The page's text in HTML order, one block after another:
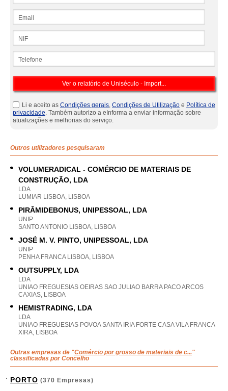
Li e aceito as Condições gerais, Condições de Utilização e Política de
privacidade. Também autorizo a eInforma a enviar informação sobre
atualizações e melhorias do serviço.
Outros utilizadores pesquisaram
VOLUMERADICAL - COMÉRCIO DE MATERIAIS DE
CONSTRUÇÃO, LDA
LDA
LUMIAR LISBOA, LISBOA
PIRÂMIDEBONUS, UNIPESSOAL, LDA
UNIP
SANTO ANTONIO LISBOA, LISBOA
JOSÉ M. V. PINTO, UNIPESSOAL, LDA
UNIP
PENHA FRANCA LISBOA, LISBOA
OUTSUPPLY, LDA
LDA
UNIAO FREGUESIAS OEIRAS SAO JULIAO BARRA PACO ARCOS
CAXIAS, LISBOA
HEMISTRADING, LDA
LDA
UNIAO FREGUESIAS POVOA SANTA IRIA FORTE CASA VILA FRANCA
XIRA, LISBOA
Outras empresas de "Comércio por grosso de materiais de c..."
classificadas por Concelho
PORTO (370 Empresas)